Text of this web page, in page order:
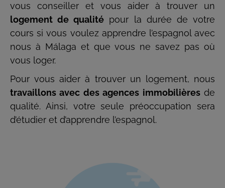
vous conseiller et vous aider à trouver un
logement de qualité pour la durée de votre
cours si vous voulez apprendre l’espagnol avec
nous à Málaga et que vous ne savez pas où
vous loger.
Pour vous aider à trouver un logement, nous
travaillons avec des agences immobilièresde
qualité. Ainsi, votre seule préoccupation sera
d’étudier et d’apprendre l’espagnol.